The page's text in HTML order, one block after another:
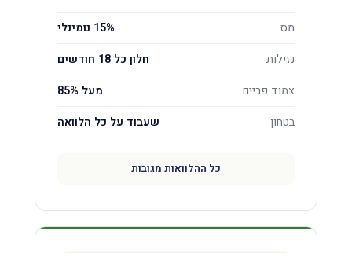
מס
15% נומינלי
נזילות
חלון כל 18 חודשים
צמוד פריים
מעל 85%
בטחון
שעבוד על כל הלוואה
כל ההלוואות מגובות